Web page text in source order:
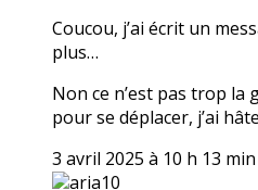
Coucou, j’ai écrit un
plus…
Non ce n’est pas trop la
pour se déplacer, j’ai
3 avril 2025 à 10 h 13 min
aria10